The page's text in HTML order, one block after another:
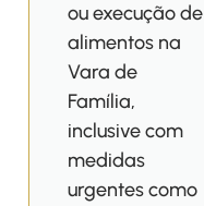
ou execução de
alimentos na
Vara de
Família,
inclusive com
medidas
urgentes como